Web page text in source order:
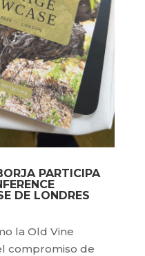
PARTICIPA
DE LONDRES
la Old Vine
compromiso de